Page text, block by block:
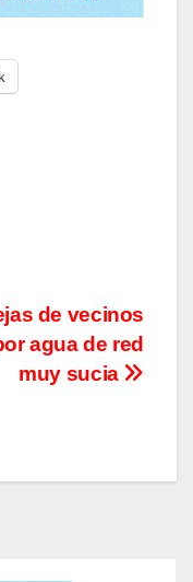
de vecinos
agua de red
muy sucia